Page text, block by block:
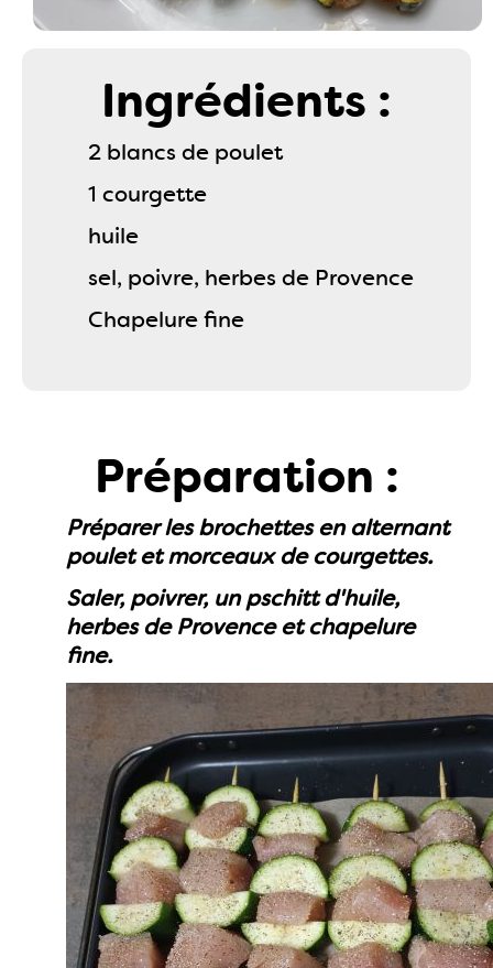
Ingrédients :
2 blancs de poulet
1 courgette
huile
sel, poivre, herbes de Provence
Chapelure fine
Préparation :
Préparer les brochettes en alternant
poulet et morceaux de courgettes.
Saler, poivrer, un pschitt d'huile,
herbes de Provence et chapelure
fine.